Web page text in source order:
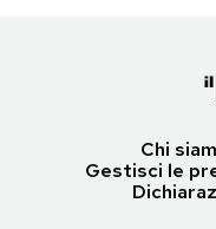
Chi
Gestisci le